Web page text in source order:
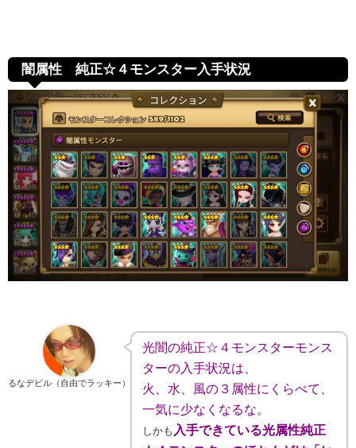
闇属性 純正☆４モンスター入手状況
るなデビル（自由でラッキー）
光闇の純正☆４モンスターモンス
ターの入手状況は、
火、水、風の３属性にくらべて、
一気に少なくなるな。
しかも 入手できている光属性純正